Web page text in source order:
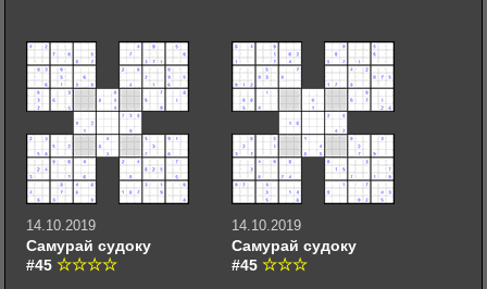
14.10.2019
Самурай судоку
#45
14.10.2019
Самурай судоку
#45